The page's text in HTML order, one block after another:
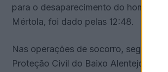
para o desaparecimento do homem,
Mértola, foi dado pelas 12:48.
Nas operações de socorro, segundo
Proteção Civil do Baixo Alentejo,